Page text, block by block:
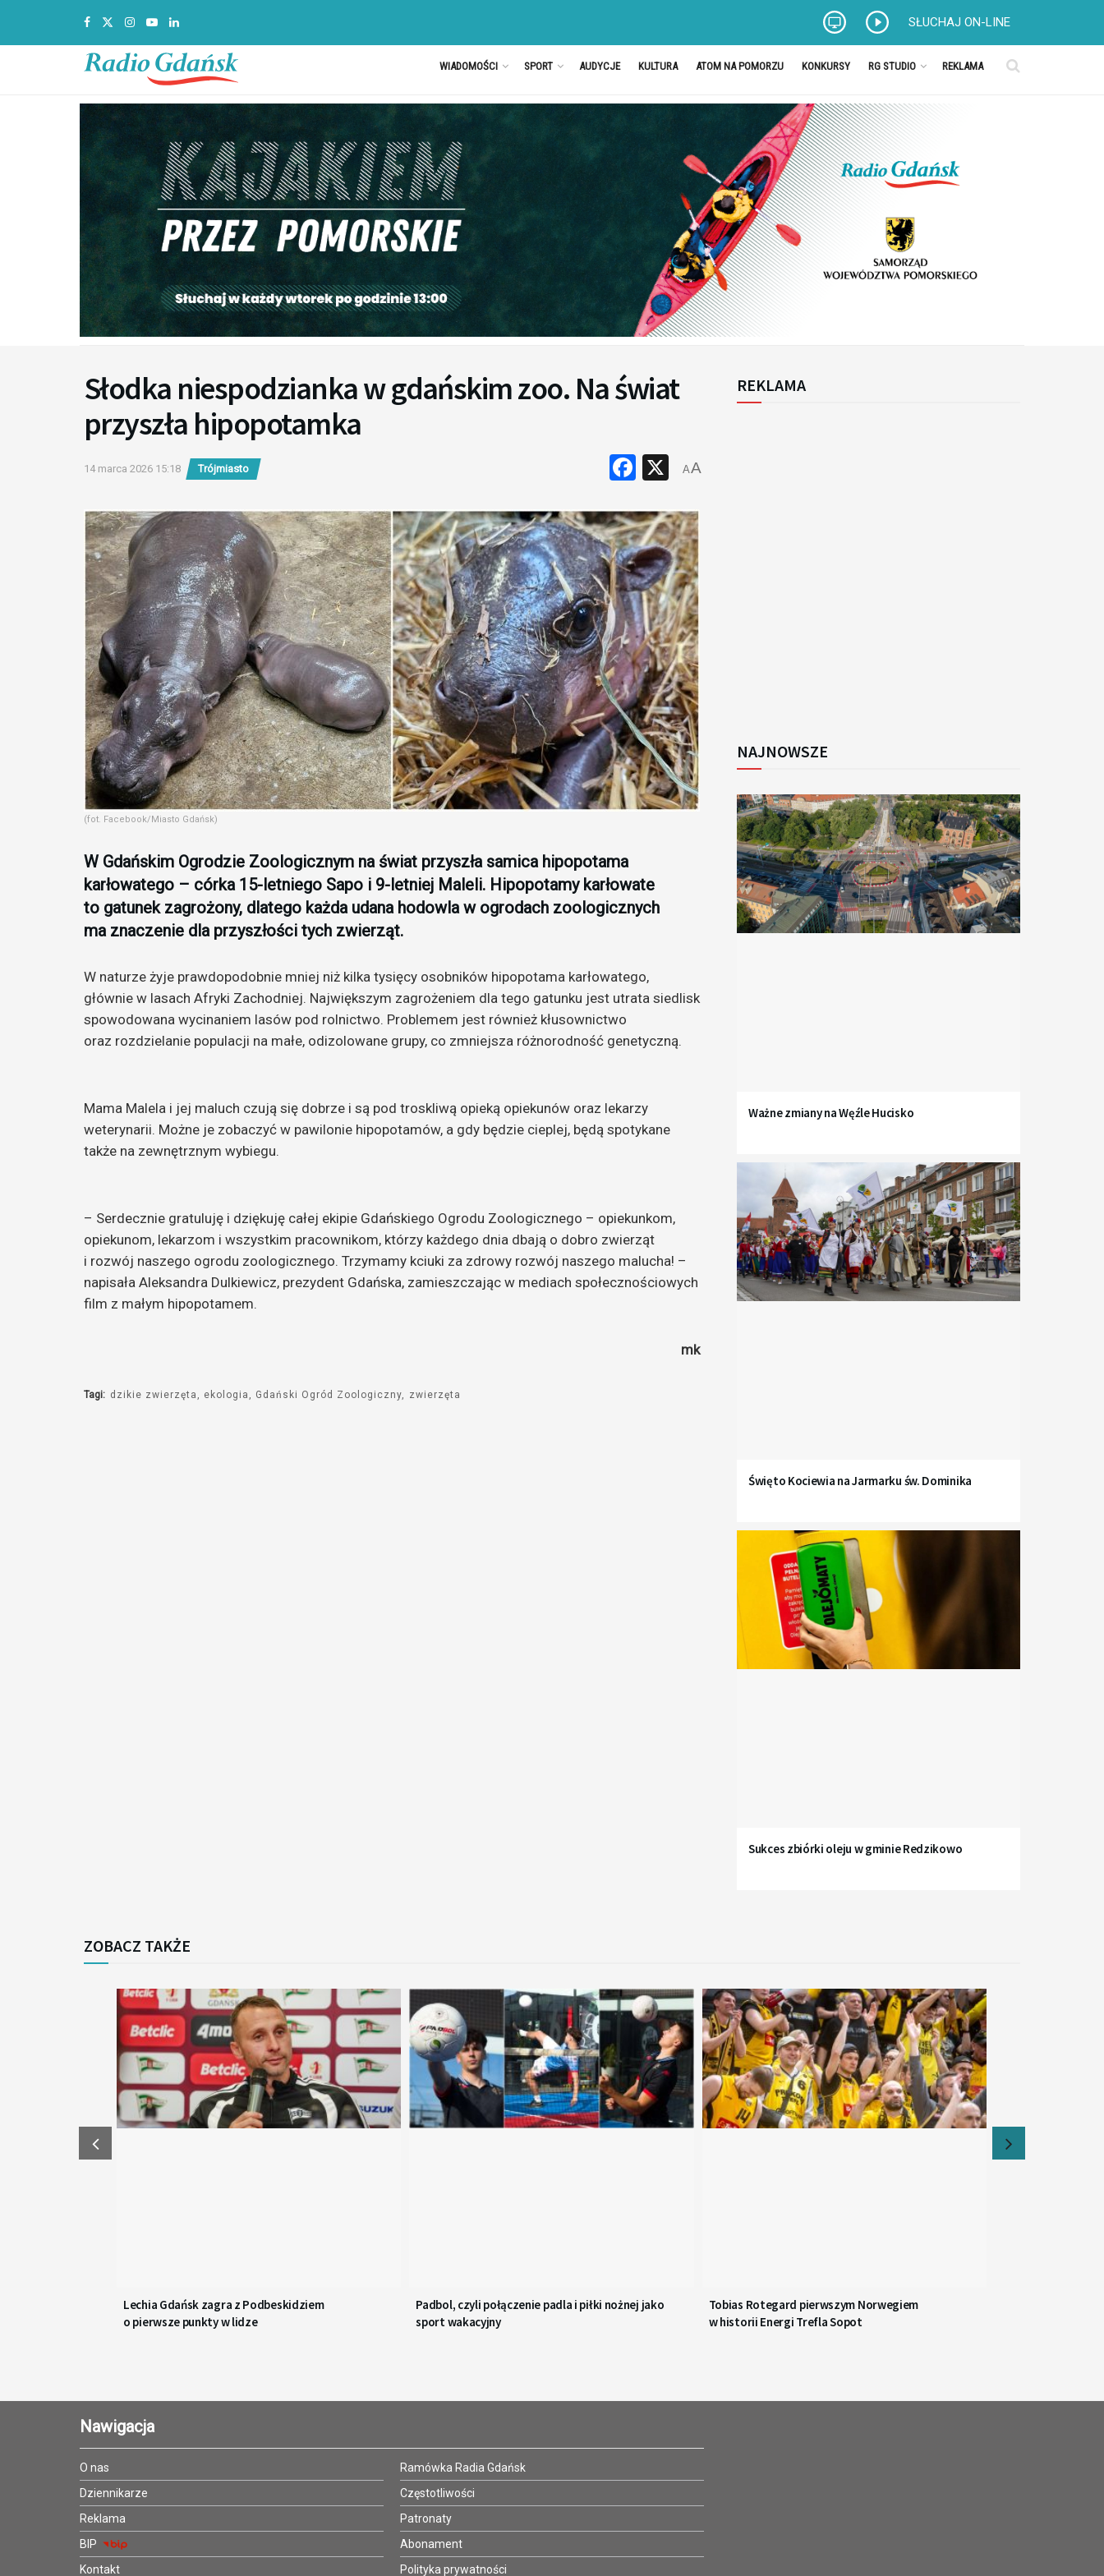
SŁUCHAJ ON-LINE
WIADOMOŚCI SPORT AUDYCJE KULTURA ATOM NA POMORZU KONKURSY RG STUDIO REKLAMA
Słodka niespodzianka w gdańskim zoo. Na świat
przyszła hipopotamka
14 marca 2026 15:18 Trójmiasto Facebook
X
AA
(fot. Facebook/Miasto Gdańsk)
W Gdańskim Ogrodzie Zoologicznym na świat przyszła samica hipopotama
karłowatego – córka 15-letniego Sapo i 9-letniej Maleli. Hipopotamy karłowate
to gatunek zagrożony, dlatego każda udana hodowla w ogrodach zoologicznych
ma znaczenie dla przyszłości tych zwierząt.
W naturze żyje prawdopodobnie mniej niż kilka tysięcy osobników hipopotama karłowatego,
głównie w lasach Afryki Zachodniej. Największym zagrożeniem dla tego gatunku jest utrata siedlisk
spowodowana wycinaniem lasów pod rolnictwo. Problemem jest również kłusownictwo
oraz rozdzielanie populacji na małe, odizolowane grupy, co zmniejsza różnorodność genetyczną.
Mama Malela i jej maluch czują się dobrze i są pod troskliwą opieką opiekunów oraz lekarzy
weterynarii. Możne je zobaczyć w pawilonie hipopotamów, a gdy będzie cieplej, będą spotykane
także na zewnętrznym wybiegu.
– Serdecznie gratuluję i dziękuję całej ekipie Gdańskiego Ogrodu Zoologicznego – opiekunkom,
opiekunom, lekarzom i wszystkim pracownikom, którzy każdego dnia dbają o dobro zwierząt
i rozwój naszego ogrodu zoologicznego. Trzymamy kciuki za zdrowy rozwój naszego malucha! –
napisała Aleksandra Dulkiewicz, prezydent Gdańska, zamieszczając w mediach społecznościowych
film z małym hipopotamem.
mk
Tagi: dzikie zwierzęta ekologia Gdański Ogród Zoologiczny zwierzęta
REKLAMA
NAJNOWSZE
Ważne zmiany na Węźle Hucisko
Święto Kociewia na Jarmarku św. Dominika
Sukces zbiórki oleju w gminie Redzikowo
ZOBACZ TAKŻE
Lechia Gdańsk zagra z Podbeskidziem
o pierwsze punkty w lidze
Padbol, czyli połączenie padla i piłki nożnej jako
sport wakacyjny
Tobias Rotegard pierwszym Norwegiem
w historii Energi Trefla Sopot
Nawigacja
O nas
Dziennikarze
Reklama
BIP
Kontakt
Ramówka Radia Gdańsk
Częstotliwości
Patronaty
Abonament
Polityka prywatności